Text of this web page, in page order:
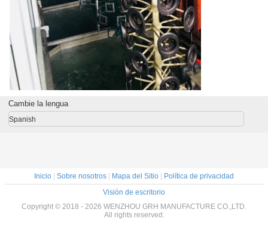
Cambie la lengua
Spanish
Inicio Sobre nosotros Mapa del Sitio
Política de privacidad
Visión de escritorio
Copyright © 2018 - 2026 WENZHOU GRH MANUFACTURE CO.,LTD.
All rights reserved.